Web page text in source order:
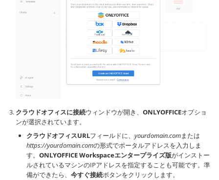
クラウドオフィスに接続ウィンドウが開き、 ONLYOFFICEオプショ
ンが選択されています。
クラウドオフィスURLフィールドに、 yourdomain.comまたは
https://yourdomain.comの形式でポータルアドレスを入力しま
す。 ONLYOFFICE Workspaceエンタープライズ版がインストー
ルされているマシンのIPアドレスを指定することも可能です。準
備ができたら、 今すぐ接続ボタンをクリックします。